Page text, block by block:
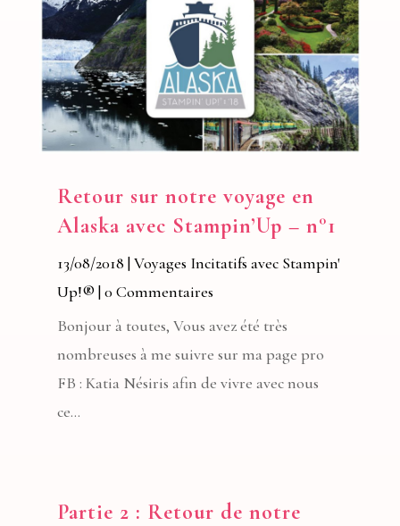
Retour sur notre voyage en
Alaska avec Stampin’Up – n°1
13/08/2018 |Voyages Incitatifs avec Stampin'
Up!® | 0 Commentaires
Bonjour à toutes, Vous avez été très
nombreuses à me suivre sur ma page pro
FB : Katia Nésiris afin de vivre avec nous
ce...
Partie 2 : Retour de notre